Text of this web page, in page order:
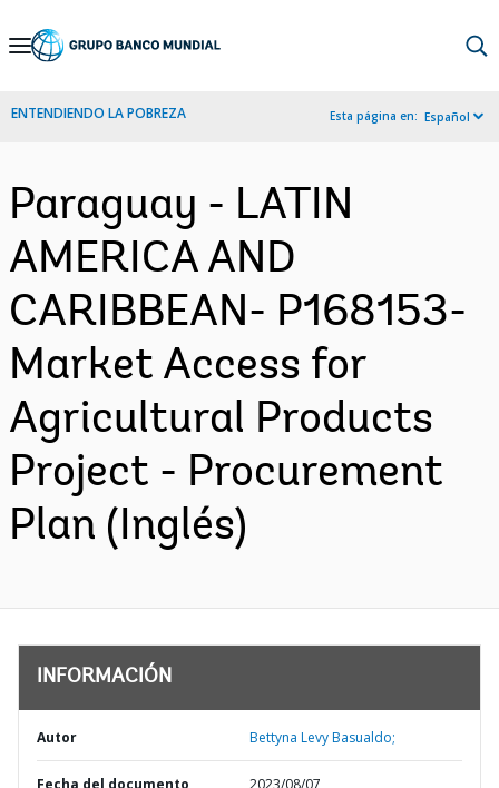
Skip
Navigation
ENTENDIENDO LA POBREZA Esta página en: Español
Paraguay - LATIN
AMERICA AND
CARIBBEAN- P168153-
Market Access for
Agricultural Products
Project - Procurement
Plan (Inglés)
INFORMACIÓN
Autor Bettyna Levy Basualdo;
Fecha del documento 2023/08/07